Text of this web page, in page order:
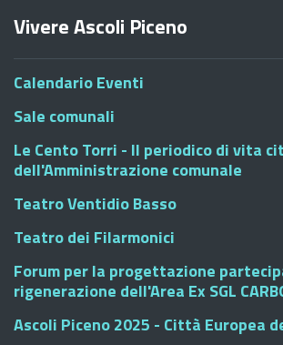
Vivere Ascoli Piceno
Calendario Eventi
Sale comunali
Le Cento Torri - Il periodico di vita
dell'Amministrazione comunale
Teatro Ventidio Basso
Teatro dei Filarmonici
Forum per la progettazione
rigenerazione dell'Area Ex SGL
Ascoli Piceno 2025 - Città Europea